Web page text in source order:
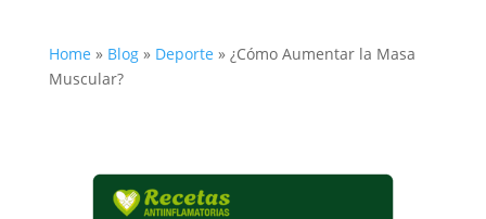
Home » Blog» Deporte » ¿Cómo Aumentar la Masa
Muscular?